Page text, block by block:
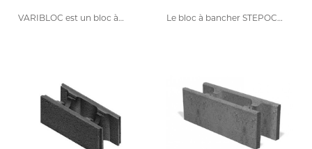
Pose collée
Pose maçonnée
Pose à sec
VARIBLOC est un bloc à… Le bloc à bancher STEPOC…